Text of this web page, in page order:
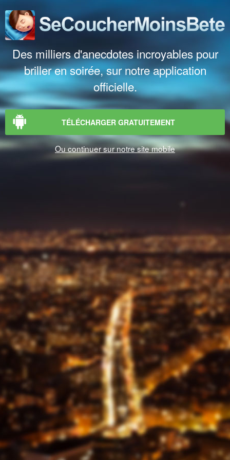
Des milliers d'anecdotes incroyables pour
briller en soirée, sur notre application
officielle.
TÉLÉCHARGER GRATUITEMENT
Ou continuer sur notre site mobile